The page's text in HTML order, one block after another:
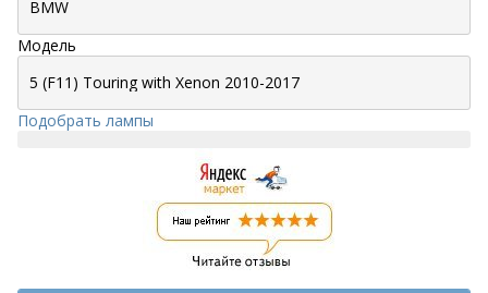
Модель
Подобрать лампы